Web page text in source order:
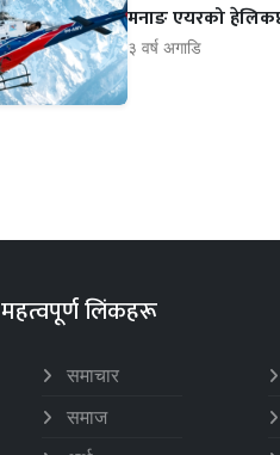
मनाङ एयरको
३ वर्ष अगाडि
महत्वपूर्ण लिंकहरू
समाचार
समाज